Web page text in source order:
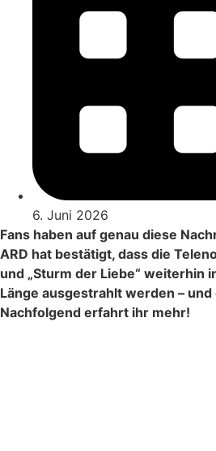
6. Juni 2026
Fans haben auf genau diese
ARD hat bestätigt, dass die
und „Sturm der Liebe“ weiterhin
Länge ausgestrahlt werden –
Nachfolgend erfahrt ihr mehr!